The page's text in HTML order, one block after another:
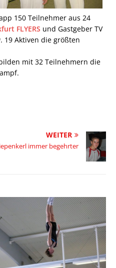
150 Teilnehmer aus 24
FLYERS und Gastgeber TV
19 Aktiven die größten
mit 32 Teilnehmern die
WEITER
immer begehrter